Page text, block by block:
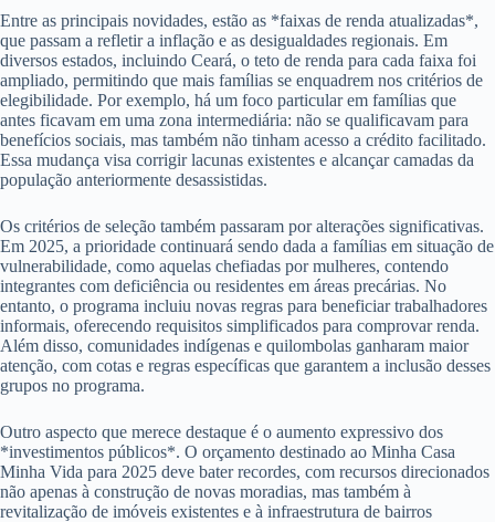
Entre as principais novidades, estão as *faixas de renda atualizadas*,
que passam a refletir a inflação e as desigualdades regionais. Em
diversos estados, incluindo Ceará, o teto de renda para cada faixa foi
ampliado, permitindo que mais famílias se enquadrem nos critérios de
elegibilidade. Por exemplo, há um foco particular em famílias que
antes ficavam em uma zona intermediária: não se qualificavam para
benefícios sociais, mas também não tinham acesso a crédito facilitado.
Essa mudança visa corrigir lacunas existentes e alcançar camadas da
população anteriormente desassistidas.
Os critérios de seleção também passaram por alterações significativas.
Em 2025, a prioridade continuará sendo dada a famílias em situação de
vulnerabilidade, como aquelas chefiadas por mulheres, contendo
integrantes com deficiência ou residentes em áreas precárias. No
entanto, o programa incluiu novas regras para beneficiar trabalhadores
informais, oferecendo requisitos simplificados para comprovar renda.
Além disso, comunidades indígenas e quilombolas ganharam maior
atenção, com cotas e regras específicas que garantem a inclusão desses
grupos no programa.
Outro aspecto que merece destaque é o aumento expressivo dos
*investimentos públicos*. O orçamento destinado ao Minha Casa
Minha Vida para 2025 deve bater recordes, com recursos direcionados
não apenas à construção de novas moradias, mas também à
revitalização de imóveis existentes e à infraestrutura de bairros